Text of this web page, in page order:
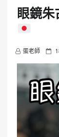
眼鏡
蛋老師
P
o
t
e
o